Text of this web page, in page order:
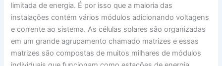
limitada de energia. É por isso que a maioria das
instalações contém vários módulos adicionando voltagens
e corrente ao sistema. As células solares são organizadas
em um grande agrupamento chamado matrizes e essas
matrizes são compostas de muitos milhares de módulos